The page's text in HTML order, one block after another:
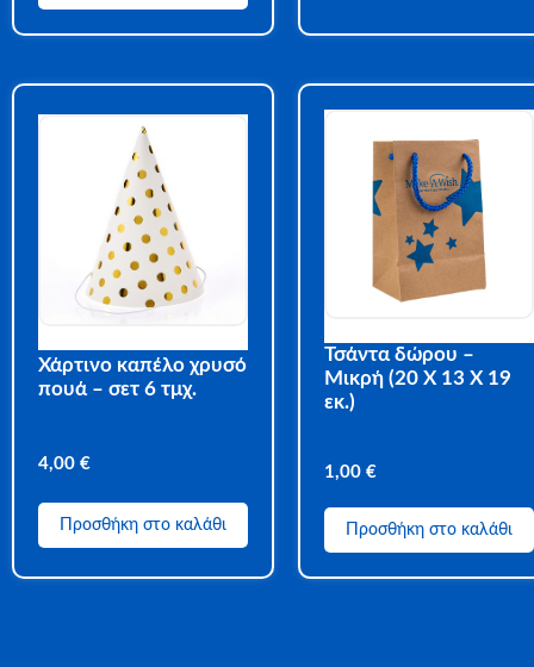
Χάρτινο καπέλο χρυσό
πουά – σετ 6 τμχ.
4,00 €
Προσθήκη στο καλάθι
Τσάντα δώρου –
Μικρή (20 Χ 13 Χ 19
εκ.)
1,00 €
Προσθήκη στο καλάθι